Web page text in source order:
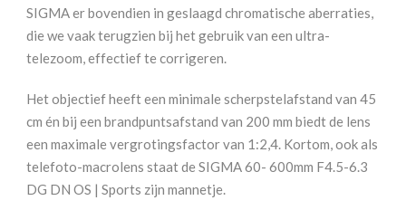
SIGMA er bovendien in geslaagd chromatische aberraties,
die we vaak terugzien bij het gebruik van een ultra-
telezoom, effectief te corrigeren.
Het objectief heeft een minimale scherpstelafstand van 45
cm én bij een brandpuntsafstand van 200 mm biedt de lens
een maximale vergrotingsfactor van 1:2,4. Kortom, ook als
telefoto-macrolens staat de SIGMA 60- 600mm F4.5-6.3
DG DN OS | Sports zijn mannetje.